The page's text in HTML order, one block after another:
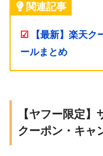
関連記事
☑
【最新】楽天
ールまとめ
【ヤフー限定】
クーポン・キャ